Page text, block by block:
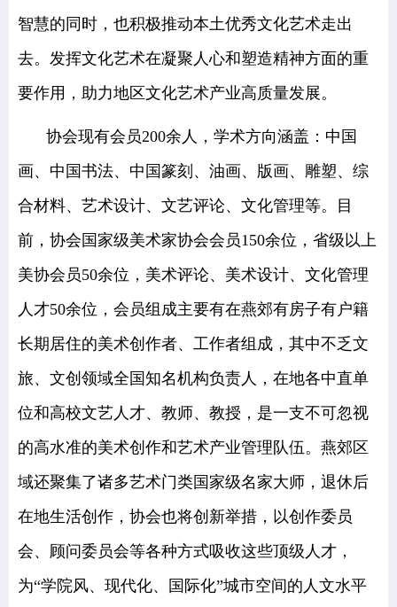
智慧的同时，也积极推动本土优秀文化艺术走出
去。发挥文化艺术在凝聚人心和塑造精神方面的重
要作用，助力地区文化艺术产业高质量发展。
协会现有会员200余人，学术方向涵盖：中国
画、中国书法、中国篆刻、油画、版画、雕塑、综
合材料、艺术设计、文艺评论、文化管理等。目
前，协会国家级美术家协会会员150余位，省级以上
美协会员50余位，美术评论、美术设计、文化管理
人才50余位，会员组成主要有在燕郊有房子有户籍
长期居住的美术创作者、工作者组成，其中不乏文
旅、文创领域全国知名机构负责人，在地各中直单
位和高校文艺人才、教师、教授，是一支不可忽视
的高水准的美术创作和艺术产业管理队伍。燕郊区
域还聚集了诸多艺术门类国家级名家大师，退休后
在地生活创作，协会也将创新举措，以创作委员
会、顾问委员会等各种方式吸收这些顶级人才，
为“学院风、现代化、国际化”城市空间的人文水平